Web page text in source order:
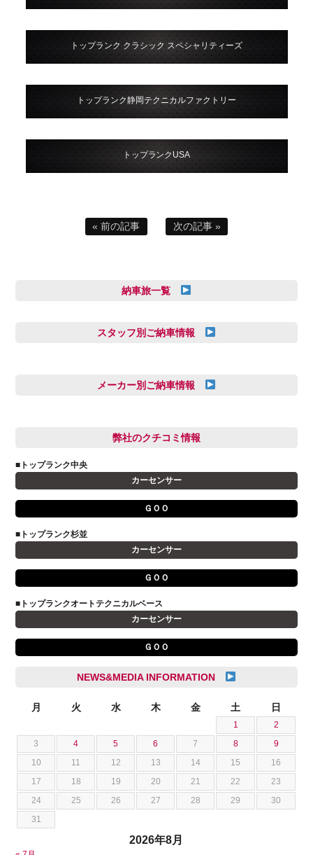
トップランク クラシック スペシャリティーズ
トップランク静岡テクニカルファクトリー
トップランクUSA
« 前の記事 次の記事 »
納車旅一覧
スタッフ別ご納車情報
多田 健人
小澤 孝久
小野 利公
山本 大輔
岩井 裕一
石川 成一郎
荒居 力哉
荻野 雅史
菊池 大誠
藤本 京弥
西川 諒
メーカー別ご納車情報
FIAT
JAGUAR
アストンマーティン
アルファロメオ
キャデラック
クライスラー
クライスラージープ
スズキ
ダッジ
テスラ
トヨタ
ニッサン
フェラーリ
弊社のクチコミ情報
■トップランク中央
カーセンサー
ＧＯＯ
■トップランク杉並
カーセンサー
ＧＯＯ
■トップランクオートテクニカルベース
カーセンサー
ＧＯＯ
NEWS&MEDIA INFORMATION
2026年8月
月 火 水 木 金 土 日
1
2
3
4 5 6 7 8
9
10
11 12 13 14 15
16
17
18 19 20 21 22
23
24
25 26 27 28 29
30
31